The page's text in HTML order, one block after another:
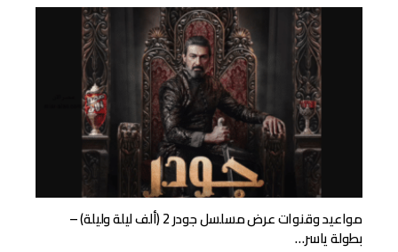
مواعيد وقنوات عرض مسلسل جودر 2 (ألف ليلة وليلة) –
بطولة ياسر…